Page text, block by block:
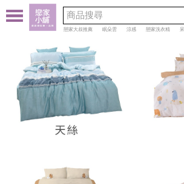
戀家大叔推薦 眠朵雲 涼感 戀家洗衣精